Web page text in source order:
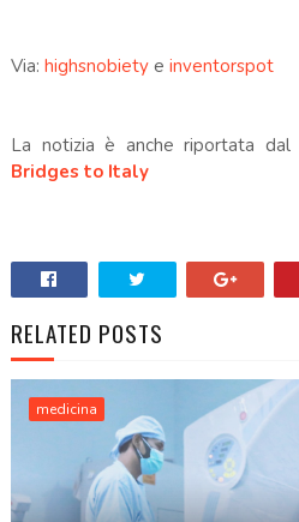
Via: highsnobietye inventorspot
La notizia è anche riportata dal
Bridges to Italy
RELATED POSTS
medicina